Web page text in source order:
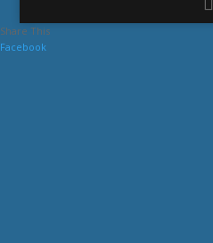
Share This
Facebook